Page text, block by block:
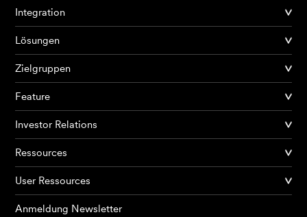
Integration
Lösungen
Zielgruppen
Feature
Investor Relations
Ressources
User Ressources
Anmeldung Newsletter